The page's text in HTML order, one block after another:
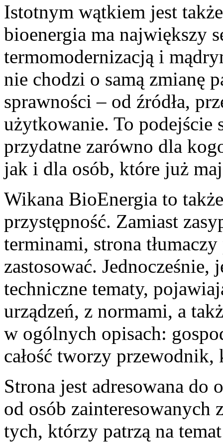
Istotnym wątkiem jest
bioenergia ma największy
termomodernizacją i
nie chodzi o samą zmianę
sprawności – od źródła,
użytkowanie. To podejście
przydatne zarówno dla
jak i dla osób, które już
Wikana BioEnergia to
przystępność. Zamiast
terminami, strona
zastosować.
techniczne tematy,
urządzeń, z normami, a
w ogólnych opisach:
całość tworzy
Strona jest adresowana
od osób
tych, którzy patrzą na